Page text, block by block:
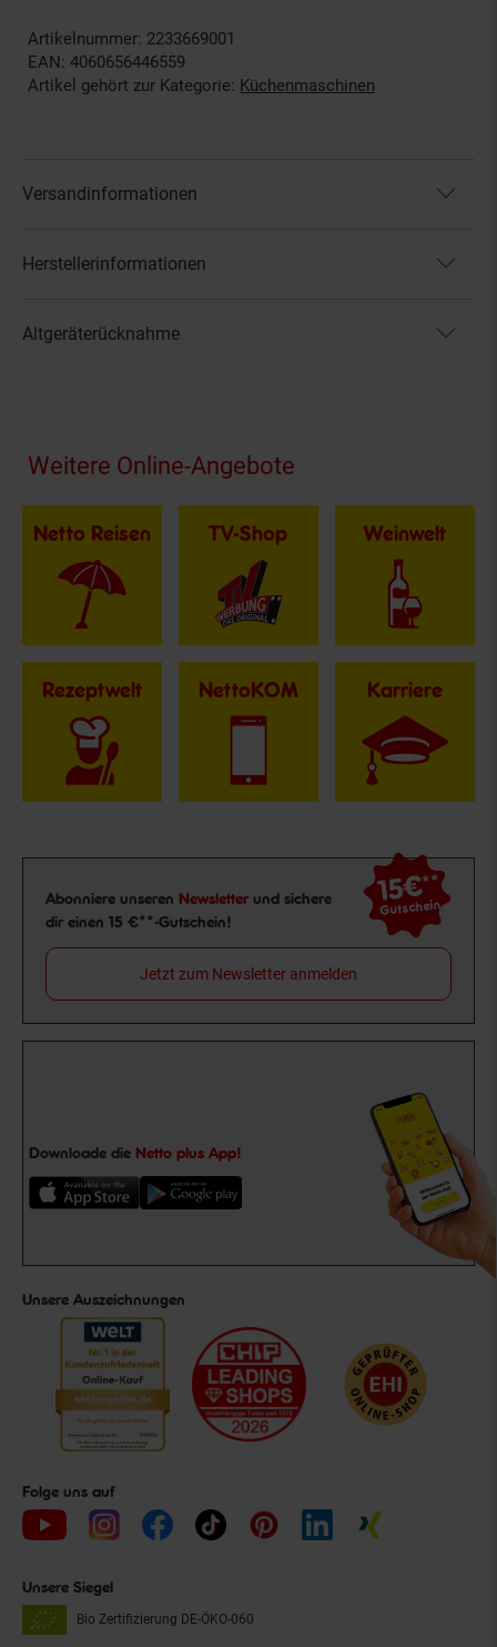
Artikelnummer: 2233669001
EAN: 4060656446559
Artikel gehört zur Kategorie: Küchenmaschinen
Versandinformationen
Herstellerinformationen
Altgeräterücknahme
Fußzeile
Weitere Online-Angebote
Netto Reisen TV-Shop Weinwelt
Rezeptwelt NettoKOM Karriere
Newsletter Anmeldung
Abonniere unseren Newsletter und sichere
dir einen 15 €**-Gutschein!
15€**
Gutschein
Jetzt zum Newsletter anmelden
Downloade die Netto plus App!
Unsere Auszeichnungen
Folge uns auf
Unsere Siegel
Bio Zertifizierung DE-ÖKO-060